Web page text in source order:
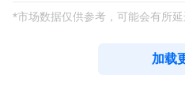
*市场数据仅供参考，可能会有所延
加载